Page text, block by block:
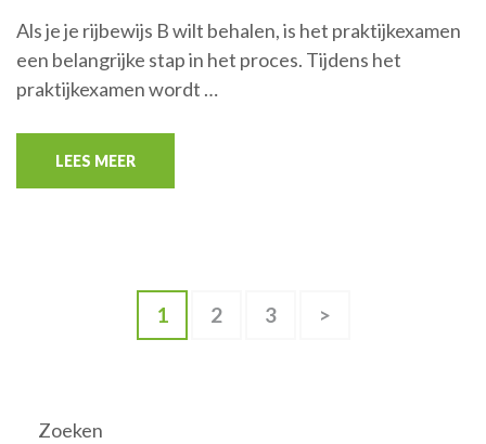
Als je je rijbewijs B wilt behalen, is het praktijkexamen
een belangrijke stap in het proces. Tijdens het
praktijkexamen wordt …
LEES MEER
Pagina
1 Pagina
2 Pagina
3 >
Zoeken